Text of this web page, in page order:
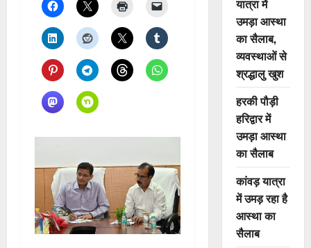
यात्रा में
उमड़ा आस्था
का सैलाब,
व्यवस्थाओं से
श्रद्धालु खुश
हरकी पौड़ी
हरिद्वार में
उमड़ा आस्था
का सैलाब
कांवड़ यात्रा
में उमड़ रहा है
आस्था का
सैलाब